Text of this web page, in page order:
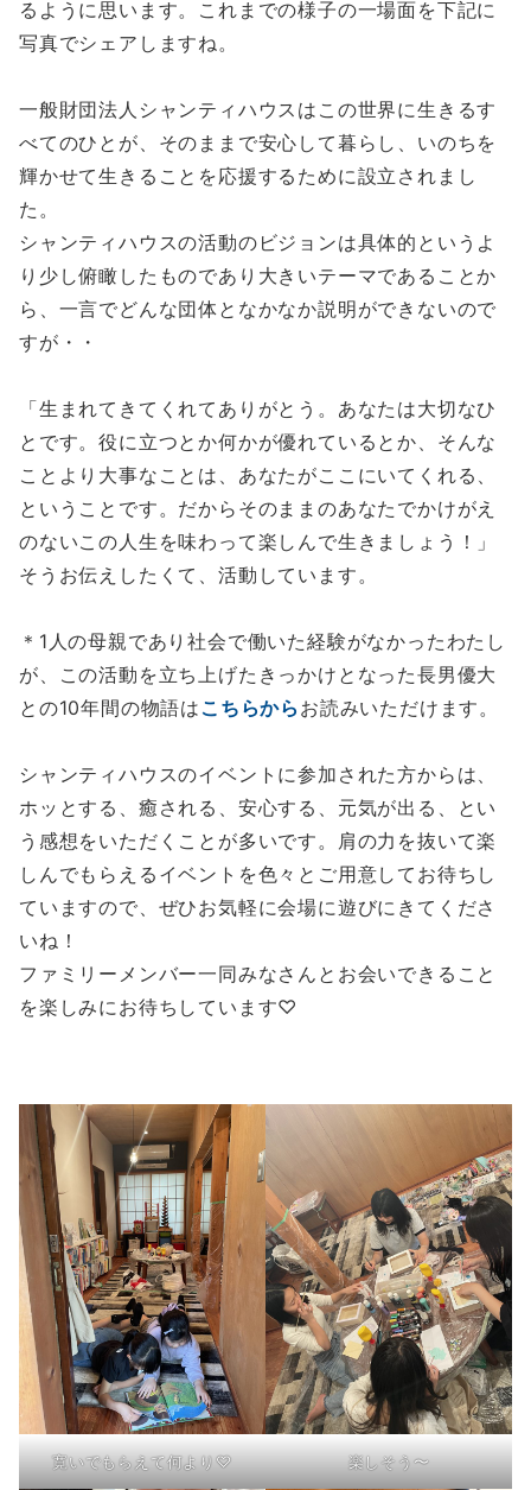
るように思います。これまでの様子の一場面を下記に
写真でシェアしますね。
一般財団法人シャンティハウスはこの世界に生きるす
べてのひとが、そのままで安心して暮らし、いのちを
輝かせて生きることを応援するために設立されまし
た。
シャンティハウスの活動のビジョンは具体的というよ
り少し俯瞰したものであり大きいテーマであることか
ら、一言でどんな団体となかなか説明ができないので
すが・・
「生まれてきてくれてありがとう。あなたは大切なひ
とです。役に立つとか何かが優れているとか、そんな
ことより大事なことは、あなたがここにいてくれる、
ということです。だからそのままのあなたでかけがえ
のないこの人生を味わって楽しんで生きましょう！」
そうお伝えしたくて、活動しています。
＊1人の母親であり社会で働いた経験がなかったわたし
が、この活動を立ち上げたきっかけとなった長男優大
との10年間の物語はこちらから お読みいただけます。
シャンティハウスのイベントに参加された方からは、
ホッとする、癒される、安心する、元気が出る、とい
う感想をいただくことが多いです。肩の力を抜いて楽
しんでもらえるイベントを色々とご用意してお待ちし
ていますので、ぜひお気軽に会場に遊びにきてくださ
いね！
ファミリーメンバー一同みなさんとお会いできること
を楽しみにお待ちしています♡
寛いでもらえて何より♡ 楽しそう〜